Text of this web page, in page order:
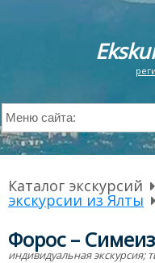
Каталог экскурсий
экскурсии из Ялты
Форос – Симеиз
индивидуальная экскурсия;